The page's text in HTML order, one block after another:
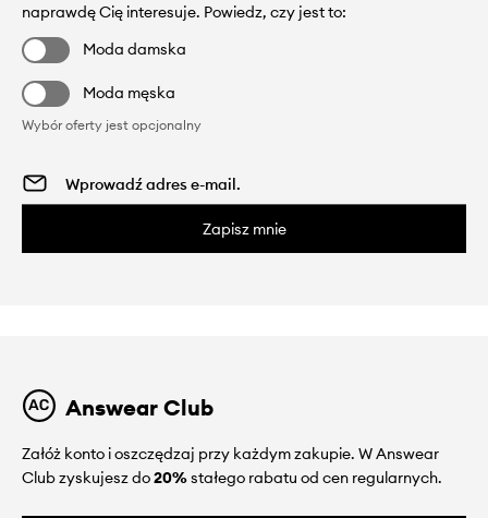
naprawdę Cię interesuje. Powiedz, czy jest to:
Moda damska
Moda męska
Wybór oferty jest opcjonalny
Zapisz mnie
Answear Club
Załóż konto i oszczędzaj przy każdym zakupie. W Answear
Club zyskujesz do20%stałego rabatu od cen regularnych.